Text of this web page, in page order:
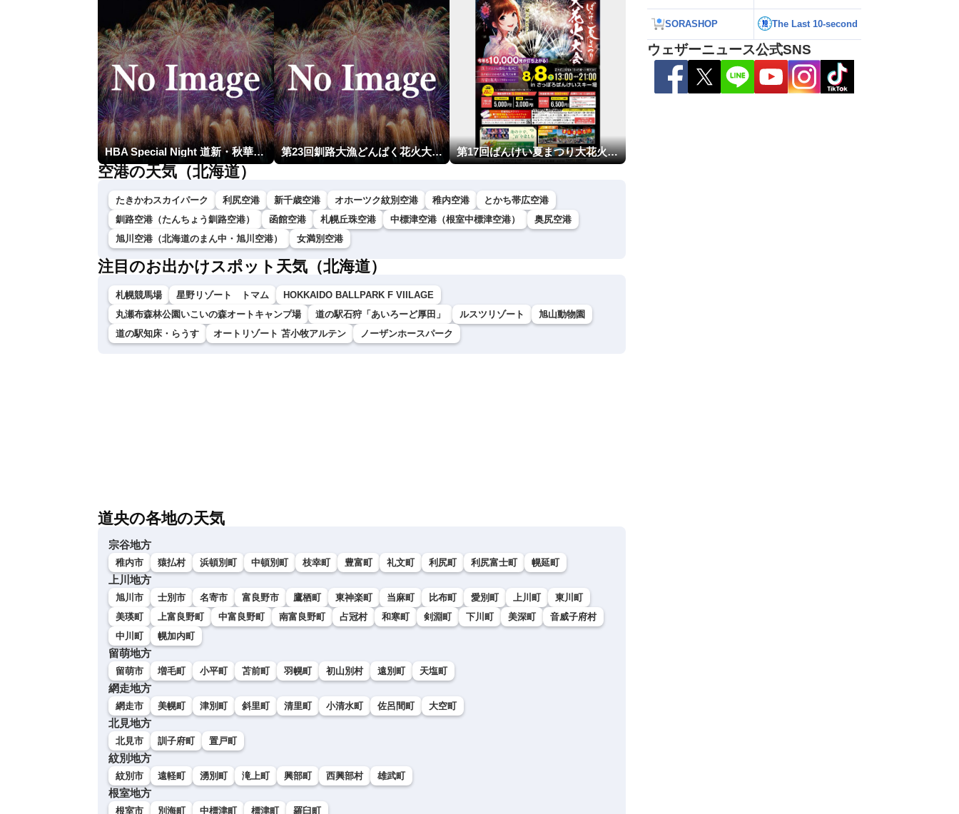
HBA Special Night 道新・秋華火（はなび） 第23回釧路大漁どんぱく花火大会 ～道新・光と音のファンタジー～ 第17回ばんけい夏まつり大花火大会
空港の天気（北海道）
たきかわスカイパーク 利尻空港 新千歳空港 オホーツク紋別空港 稚内空港
とかち帯広空港
釧路空港（たんちょう釧路空港）
函館空港 札幌丘珠空港 中標津空港（根室中標津空港）
奥尻空港
旭川空港（北海道のまん中・旭川空港）
女満別空港
注目のお出かけスポット天気（北海道）
札幌競馬場 星野リゾート トマム
HOKKAIDO BALLPARK F VIILAGE
丸瀬布森林公園いこいの森オートキャンプ場
道の駅石狩「あいろーど厚田」 ルスツリゾート
旭山動物園
道の駅知床・らうす
オートリゾート 苫小牧アルテン ノーザンホースパーク
道央の各地の天気
宗谷地方
稚内市 猿払村 浜頓別町 中頓別町 枝幸町 豊富町 礼文町 利尻町 利尻富士町 幌延町
上川地方
旭川市 士別市 名寄市 富良野市 鷹栖町 東神楽町 当麻町 比布町 愛別町 上川町
東川町
美瑛町
上富良野町 中富良野町 南富良野町 占冠村 和寒町 剣淵町 下川町 美深町
音威子府村
中川町
幌加内町
留萌地方
留萌市 増毛町 小平町 苫前町 羽幌町 初山別村 遠別町 天塩町
網走地方
網走市 美幌町 津別町 斜里町 清里町 小清水町 佐呂間町 大空町
北見地方
北見市 訓子府町 置戸町
紋別地方
紋別市 遠軽町 湧別町 滝上町 興部町 西興部村 雄武町
根室地方
根室市 別海町 中標津町 標津町 羅臼町
SORASHOP The Last 10-second
ウェザーニュース公式SNS